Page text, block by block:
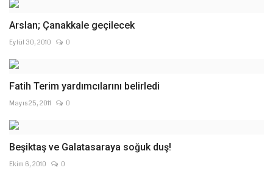
Arslan; Çanakkale geçilecek
Eylül 30, 2010 0
Fatih Terim yardımcılarını belirledi
Mayıs 25, 2011 0
Beşiktaş ve Galatasaraya soğuk duş!
Ekim 6, 2010 0